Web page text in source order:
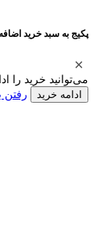
پکیج به سبد خرید
می‌توانید خرید را
ادامه خرید رفتن